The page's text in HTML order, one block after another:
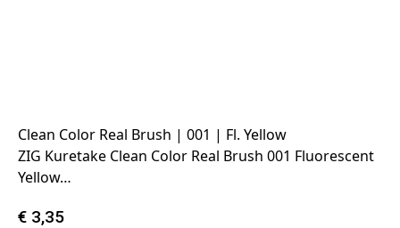
Clean Color Real Brush | 001 | Fl. Yellow
ZIG Kuretake Clean Color Real Brush 001 Fluorescent
Yellow…
€ 3,35